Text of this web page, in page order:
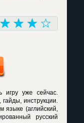
игру уже сейчас.
инструкции.
языке (аглийский,
русский